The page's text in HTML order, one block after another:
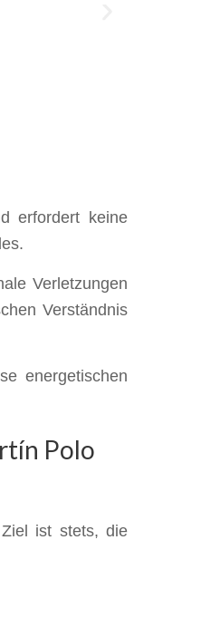
erfordert keine
Verletzungen
Verständnis
energetischen
Polo
ist stets, die